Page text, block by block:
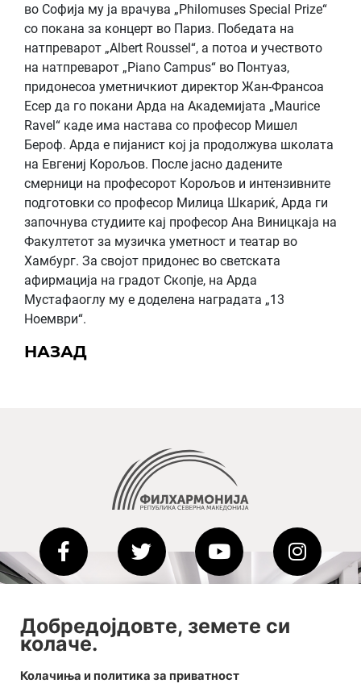
во Софија му ја врачува „Philomuses Special Prize“
со покана за концерт во Париз. Победата на
натпреварот „Albert Roussel“, а потоа и учеството
на натпреварот „Piano Campus“ во Понтуаз,
придонесоа уметничкиот директор Жан-Франсоа
Есер да го покани Арда на Академијата „Maurice
Ravel“ каде има настава со професор Мишел
Бероф. Арда е пијанист кој ја продолжува школата
на Евгениј Корољов. После јасно дадените
смерници на професорот Корољов и интензивните
подготовки со професор Милица Шкариќ, Арда ги
започнува студиите кај професор Ана Виницкаја на
Факултетот за музичка уметност и театар во
Хамбург. За својот придонес во светската
афирмација на градот Скопје, на Арда
Мустафаоглу му е доделена наградата „13
Ноември“.
НАЗАД
2020-09-01_argument!
Filharmonija
Добредојдовте, земете си
колаче.
Колачиња и политика за приватност